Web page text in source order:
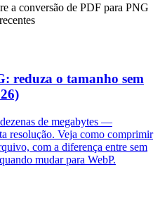
a conversão de PDF para PNG
reduza o tamanho sem
de megabytes —
resolução. Veja como comprimir
com a diferença entre sem
mudar para WebP.